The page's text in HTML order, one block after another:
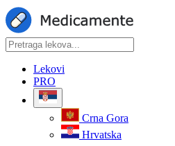
Lekovi
PRO
Crna Gora
Hrvatska